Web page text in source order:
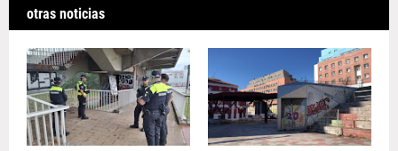
otras noticias